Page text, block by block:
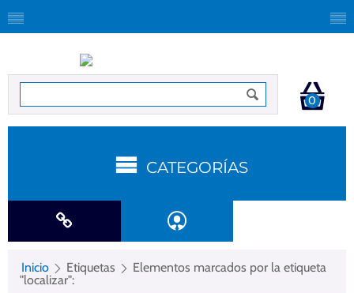
0
CATEGORÍAS
Inicio Etiquetas
Elementos marcados por la etiqueta
"localizar":